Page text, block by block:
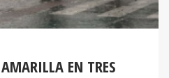
EN TRES
HONDURAS POR